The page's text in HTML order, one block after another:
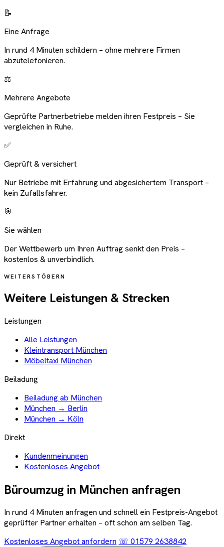
📝
Eine Anfrage
In rund 4 Minuten schildern – ohne mehrere Firmen
abzutelefonieren.
⚖️
Mehrere Angebote
Geprüfte Partnerbetriebe melden ihren Festpreis – Sie
vergleichen in Ruhe.
✅
Geprüft & versichert
Nur Betriebe mit Erfahrung und abgesichertem Transport –
kein Zufallsfahrer.
🎯
Sie wählen
Der Wettbewerb um Ihren Auftrag senkt den Preis –
kostenlos & unverbindlich.
WEITERSTÖBERN
Weitere Leistungen & Strecken
Leistungen
Alle Leistungen
Kleintransport München
Möbeltaxi München
Beiladung
Beiladung ab München
München → Berlin
München → Köln
Direkt
Kundenmeinungen
Kostenloses Angebot
Büroumzug in München anfragen
In rund 4 Minuten anfragen und schnell ein Festpreis-Angebot
geprüfter Partner erhalten – oft schon am selben Tag.
Kostenloses Angebot anfordern ☏ 01579 2638842